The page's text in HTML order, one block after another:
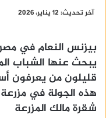
آخر تحديث: 12 يناير، 2026
بيزنس النعام في
يبحث عنها الشباب
قليلون من يعرفون
هذه الجولة في مزرعة
شقرة مالك المزرعة